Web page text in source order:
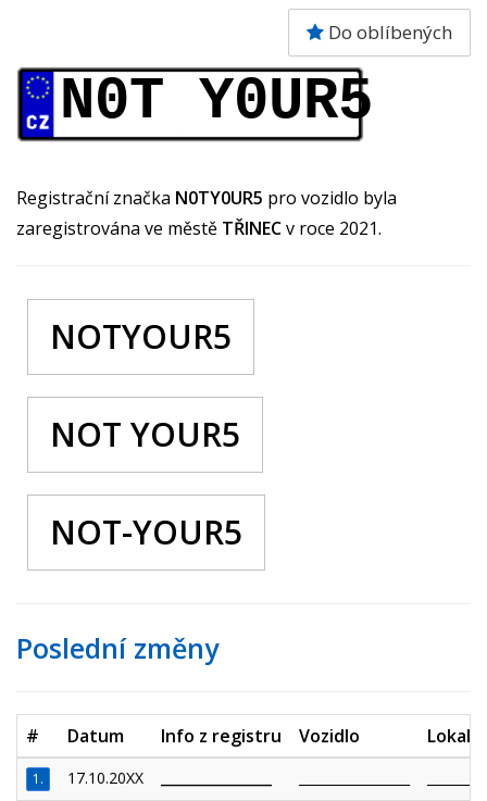
Do oblíbených
N0T Y0UR5
Registrační značka N0TY0UR5 pro vozidlo byla
zaregistrována ve městě TŘINECv roce 2021.
NOTYOUR5
NOT YOUR5
NOT-YOUR5
Poslední změny
# Datum Info z registru Vozidlo
1. 17.10.20XX